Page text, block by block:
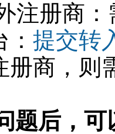
注册商
提交转
册商，则
题后，可